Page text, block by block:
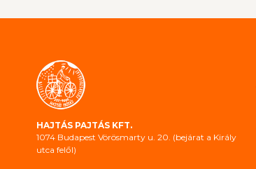
HAJTÁS PAJTÁS KFT.
1074 Budapest Vörösmarty u. 20. (bejárat a Király
utca felől)